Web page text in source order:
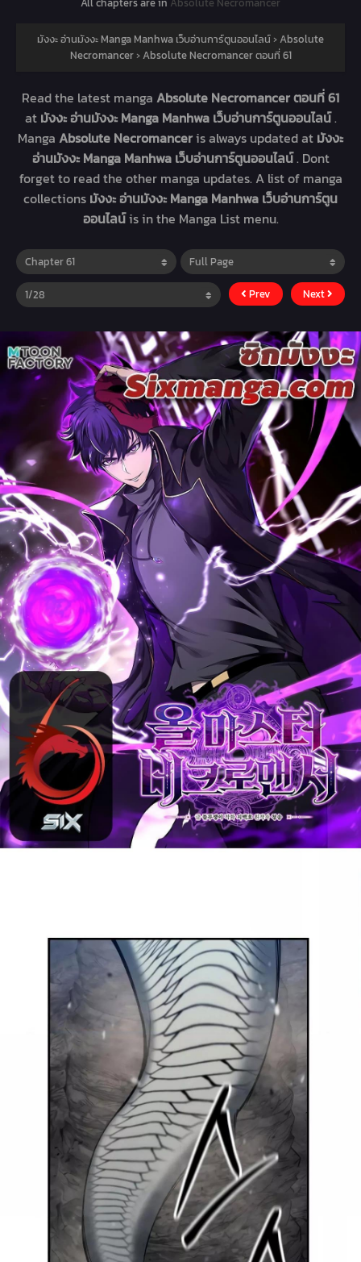
มังงะ อ่านมังงะ Manga Manhwa เว็บอ่านการ์ตูนออนไลน์›Absolute
Necromancer›Absolute Necromancer ตอนที่ 61
Read the latest manga Absolute Necromancer ตอนที่ 61
at มังงะ อ่านมังงะ Manga Manhwa เว็บอ่านการ์ตูนออนไลน์.
Manga Absolute Necromanceris always updated at มังงะ
อ่านมังงะ Manga Manhwa เว็บอ่านการ์ตูนออนไลน์. Dont
forget to read the other manga updates. A list of manga
collections มังงะ อ่านมังงะ Manga Manhwa เว็บอ่านการ์ตูน
ออนไลน์is in the Manga List menu.
Prev Next